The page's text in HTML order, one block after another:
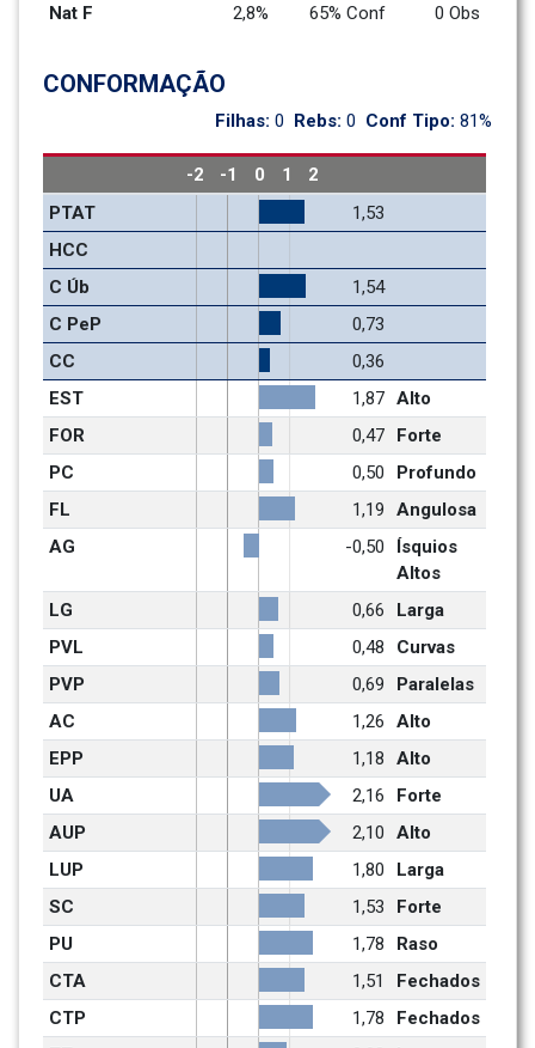
Nat F
2,8% 65% Conf 0 Obs
CONFORMAÇÃO
Filhas: 0 Rebs: 0 Conf Tipo: 81%
-2 -1 0 1
2
PTAT
1,53
HCC
C Úb
1,54
C PeP
0,73
CC
0,36
EST
1,87 Alto
FOR
0,47
Forte
PC
0,50
Profundo
FL
1,19
Angulosa
AG
-0,50
Ísquios
Altos
LG
0,66
Larga
PVL
0,48
Curvas
PVP
0,69
Paralelas
AC
1,26
Alto
EPP
1,18
Alto
UA
2,16
Forte
AUP
2,10
Alto
LUP
1,80
Larga
SC
1,53
Forte
PU
1,78
Raso
CTA
1,51
Fechados
CTP
1,78
Fechados